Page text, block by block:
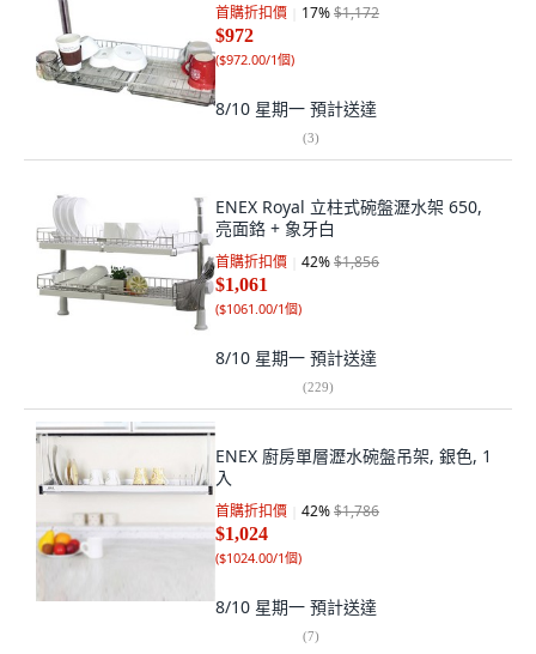
首購折扣價 17%$1,172
$972
($972.00/1個)
8/10 星期一 預計送達
(3)
ENEX Royal 立柱式碗盤瀝水架 650,
亮面鉻 + 象牙白
首購折扣價 42%$1,856
$1,061
($1061.00/1個)
8/10 星期一 預計送達
(229)
ENEX 廚房單層瀝水碗盤吊架, 銀色, 1
入
首購折扣價 42%$1,786
$1,024
($1024.00/1個)
8/10 星期一 預計送達
(7)